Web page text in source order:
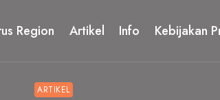
Region Artikel Info Kebijakan
ARTIKEL